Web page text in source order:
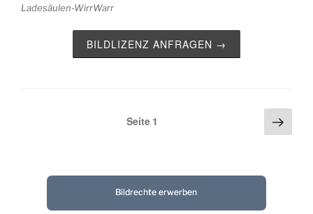
Ladesäulen-WirrWarr
BILDLIZENZ ANFRAGEN →
Seitennummerierung
Seite 1
Seite
Bildrechte erwerben